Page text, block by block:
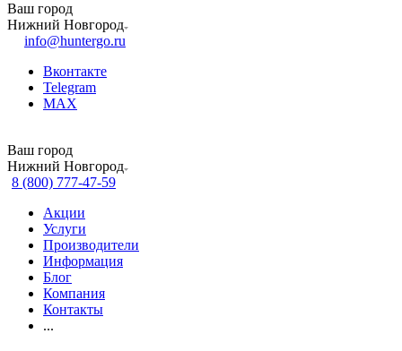
Ваш город
Нижний Новгород
info@huntergo.ru
Вконтакте
Telegram
MAX
Ваш город
Нижний Новгород
8 (800) 777-47-59
Акции
Услуги
Производители
Информация
Блог
Компания
Контакты
...